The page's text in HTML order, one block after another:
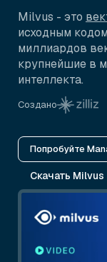
Milvus - это
исходным
миллиардов
крупнейшие в
интеллекта.
Создано
Попробуйте
Скачать Milvus